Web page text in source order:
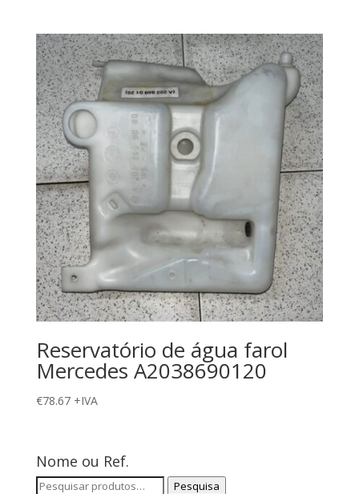
Reservatório de água farol
Mercedes A2038690120
€78.67 +IVA
Nome ou Ref.
Pesquisar
Pesquisa